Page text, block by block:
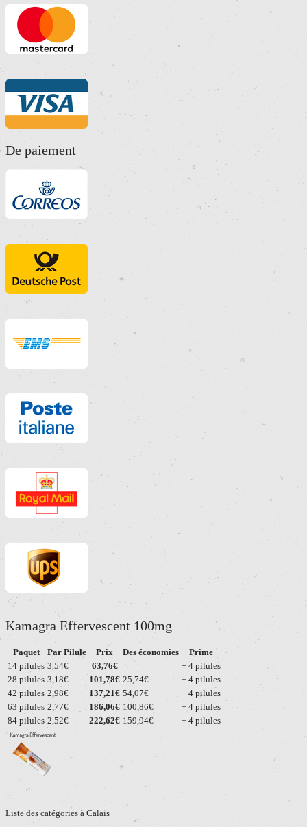
De paiement
Kamagra Effervescent 100mg
Paquet Par Pilule Prix Des économies
Prime
14 pilules 3,54€ 63,76€
+ 4 pilules
28 pilules 3,18€ 101,78€ 25,74€
+ 4 pilules
42 pilules 2,98€ 137,21€ 54,07€
+ 4 pilules
63 pilules 2,77€ 186,06€ 100,86€
+ 4 pilules
84 pilules 2,52€ 222,62€ 159,94€ + 4 pilules
Liste des catégories à Calais